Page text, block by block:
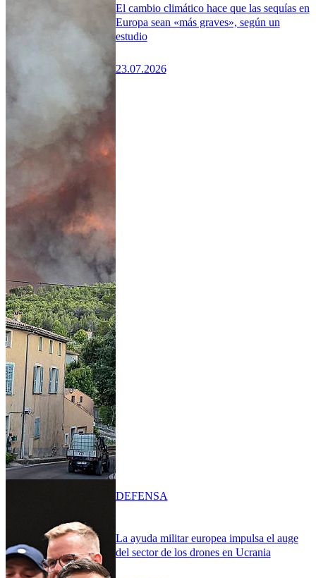
El cambio climático hace que las sequías en
Europa sean «más graves», según un
estudio
23.07.2026
La ayuda militar europea impulsa el auge
del sector de los drones en Ucrania
DEFENSA